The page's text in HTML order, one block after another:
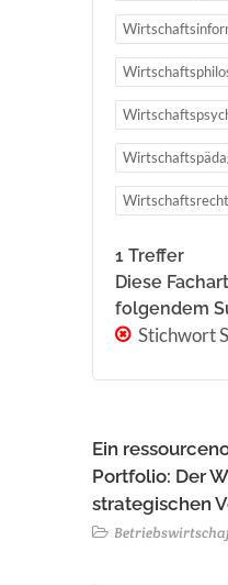
Wirtschaftsrecht
1 Treffer
Diese
folgendem
Stichwort
Ein
Portfolio: Der
strategischen